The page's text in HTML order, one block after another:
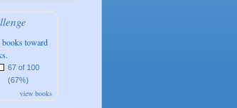
books toward
67 of 100
(67%)
view books